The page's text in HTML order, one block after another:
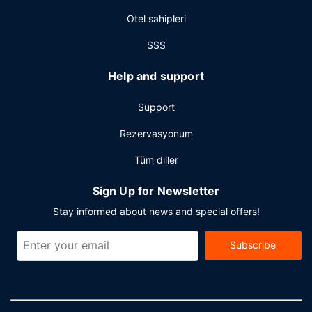
misafirlerimize 14766 ayak kare alanda konferans alanı ve
7 toplantı odası sunmaktadır. Misafirler için ücretsiz gidiş-
Otel sahipleri
SSS
Help and support
Support
Rezervasyonum
Tüm diller
Sign Up for Newsletter
Stay informed about news and special offers!
Subscribe